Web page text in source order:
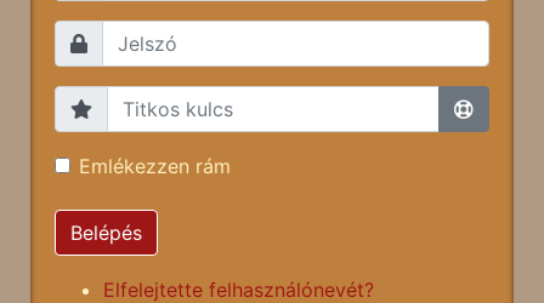
Emlékezzen rám
Belépés
Elfelejtette felhasználónevét?